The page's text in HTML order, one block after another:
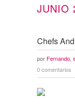
JUNIO
Chefs
por Fernando,
0 comentarios